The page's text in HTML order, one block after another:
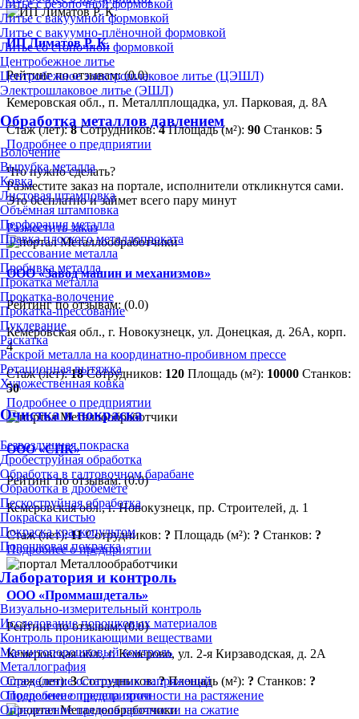
Литье с безопочной формовкой
Литье с вакуумной формовкой
Литье с вакуумно-плёночной формовкой
Литье со стопочной формовкой
Центробежное литье
Центробежное электрошлаковое литье (ЦЭШЛ)
Электрошлаковое литье (ЭШЛ)
Обработка металлов давлением
Волочение
Вырубка металла
Ковка
Листовая штамповка
Объёмная штамповка
Перфорация металла
Правка плоского металлопроката
Прессование металла
Пробивка металла
Прокатка металла
Прокатка-волочение
Прокатка-прессование
Пуклевание
Раскатка
Раскрой металла на координатно-пробивном прессе
Ротационная вытяжка
Художественная ковка
Очистка и покраска
Безвоздушная покраска
Дробеструйная обработка
Обработка в галтовочном барабане
Обработка в дробемёте
Пескоструйная обработка
Покраска кистью
Покраска краскопультом
Порошковая покраска
Лаборатория и контроль
Визуально-измерительный контроль
Исследование порошковых материалов
Контроль проникающими веществами
Магнитопорошковый контроль
Металлография
Определение остаточных напряжений
Определение предела прочности на растяжение
Определение предела прочности на сжатие
ИП Лиматов Р. К.
Рейтинг по отзывам:(0.0)
Кемеровская обл., п. Металлплощадка, ул. Парковая, д. 8А
Стаж (лет):8 Сотрудников:4 Площадь (м²): 90 Станков: 5
Подробнее о предприятии
Что нужно сделать?
Разместите заказ на портале, исполнители откликнутся сами.
Это бесплатно и займет всего пару минут
Разместить заказ
ООО «Завод машин и механизмов»
Рейтинг по отзывам: (0.0)
Кемеровская обл., г. Новокузнецк, ул. Донецкая, д. 26А, корп.
4
Стаж (лет):18 Сотрудников: 120 Площадь (м²): 10000 Станков:
50
Подробнее о предприятии
ООО «СПК»
Рейтинг по отзывам:(0.0)
Кемеровская обл., г. Новокузнецк, пр. Строителей, д. 1
Стаж (лет):11 Сотрудников: ? Площадь (м²): ? Станков: ?
Подробнее о предприятии
ООО «Проммашдеталь»
Рейтинг по отзывам:(0.0)
Кемеровская обл., г. Кемерово, ул. 2-я Кирзаводская, д. 2А
Стаж (лет):3 Сотрудников:? Площадь (м²): ? Станков: ?
Подробнее о предприятии